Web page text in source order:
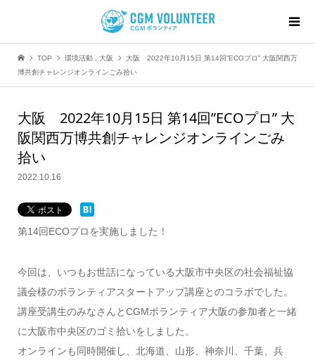
TOP 環境活動 大阪
大阪 2022年10月15日 第14回”ECOプロ” 大阪関西万
博共創チャレンジオンラインごみ拾い
大阪 2022年10月15日 第14回”ECOプロ” 大
阪関西万博共創チャレンジオンラインごみ
拾い
2022.10.16
第14回ECOプロを実施しました！
今回は、いつもお世話になっている大阪市中央区の社会福祉協
議会様のボランティアスタートアップ講座とのコラボでした。
講座受講生のみなさんとCGMボランティア大阪の参加者と一緒
に大阪市中央区のゴミ拾いをしました。
オンラインも同時開催し、北海道、山形、神奈川、千葉、兵